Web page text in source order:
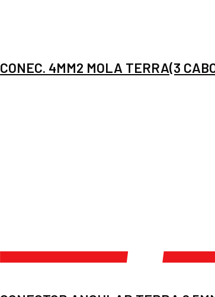
CONEC. 4MM2 MOLA TERRA(3